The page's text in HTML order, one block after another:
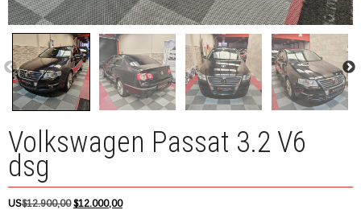
Volkswagen Passat 3.2 V6
dsg
US$12.900,00 El
$12.000,00El